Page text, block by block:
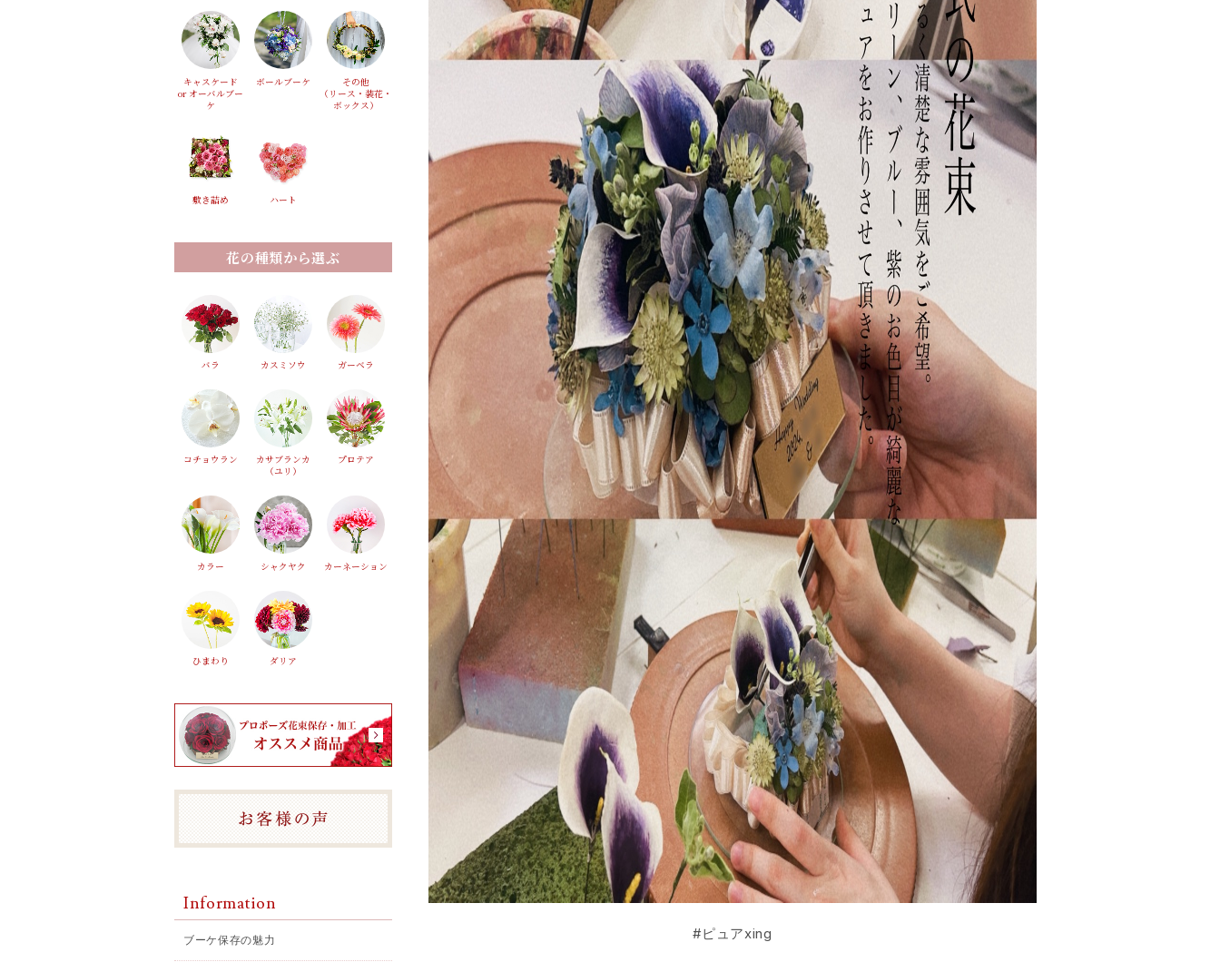
#ピュアxing
キャスケード
or オーバルブー
ケ
ボールブーケ
その他
（リース・装花・
ボックス）
敷き詰め ハート
花の種類から選ぶ
バラ カスミソウ ガーベラ
コチョウラン
カサブランカ
（ユリ）
プロテア
カラー シャクヤク カーネーション
ひまわり ダリア
Information
ブーケ保存の魅力